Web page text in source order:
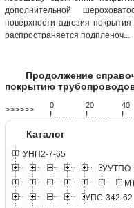
дополнительной
поверхности адгезия
распространяется подпленоч...
Продолжение
покрытию
>>>>>> 0
!...................
20
!...................
40
!..........
Каталог
УНП2-7-65
УУТПО-
УПС-342-62